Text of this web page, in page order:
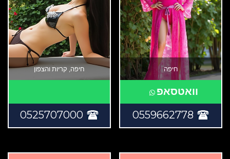
חיפה
וואטסאפ
0559662778
חיפה, קריות והצפון
0525707000